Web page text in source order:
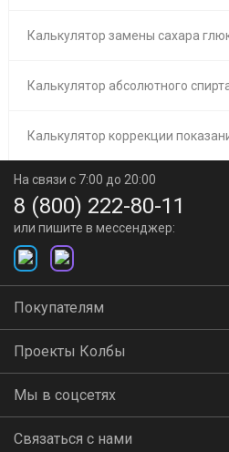
Калькулятор замены сахара
Калькулятор абсолютного
Калькулятор коррекции
На связи с 7:00 до 20:00
8 (800) 222-80-11
или пишите в мессенджер:
Покупателям
Проекты Колбы
Мы в соцсетях
Связаться с нами